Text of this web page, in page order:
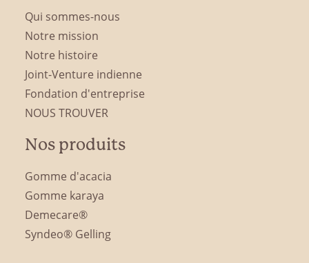
Qui sommes-nous
Notre mission
Notre histoire
Joint-Venture indienne
Fondation d'entreprise
NOUS TROUVER
Nos produits
Gomme d'acacia
Gomme karaya
Demecare®
Syndeo® Gelling